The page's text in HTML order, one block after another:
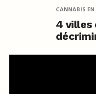
CANNABIS
4 villes